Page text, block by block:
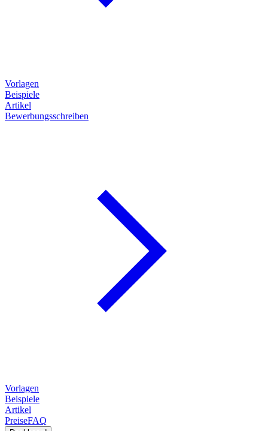
Vorlagen
Beispiele
Artikel
Bewerbungsschreiben
Vorlagen
Beispiele
Artikel
PreiseFAQ